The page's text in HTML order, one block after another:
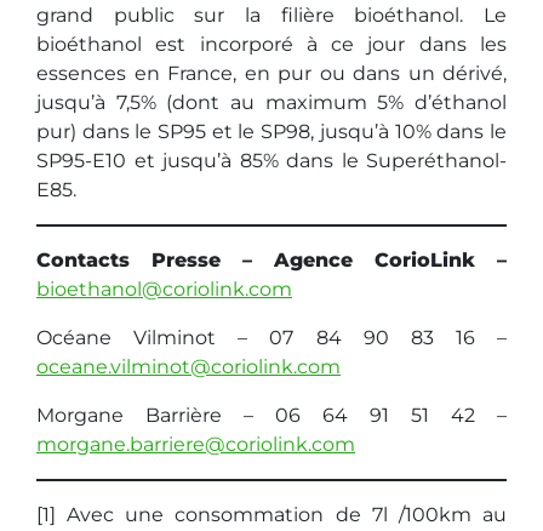
grand public sur la filière bioéthanol. Le
bioéthanol est incorporé à ce jour dans les
essences en France, en pur ou dans un dérivé,
jusqu’à 7,5% (dont au maximum 5% d’éthanol
pur) dans le SP95 et le SP98, jusqu’à 10% dans le
SP95-E10 et jusqu’à 85% dans le Superéthanol-
E85.
Contacts Presse – Agence CorioLink –
bioethanol@coriolink.com
Océane Vilminot – 07 84 90 83 16 –
oceane.vilminot@coriolink.com
Morgane Barrière – 06 64 91 51 42 –
morgane.barriere@coriolink.com
[1] Avec une consommation de 7l /100km au